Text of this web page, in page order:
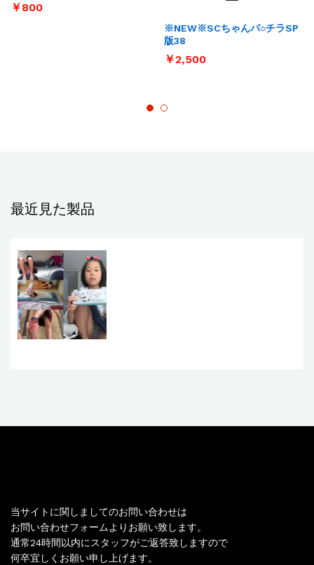
￥800
※NEW※SCちゃんパ○チラSP
版38
￥2,500
最近見た製品
当サイトに関しましてのお問い合わせは
お問い合わせフォームよりお願い致します。
通常24時間以内にスタッフがご返答致しますので
何卒宜しくお願い申し上げます。